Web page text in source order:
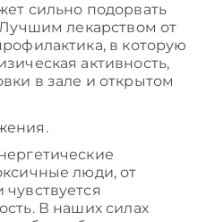
сильно подорвать
лекарством от
в которую
активность,
в зале и открытом
люди, от
В наших силах